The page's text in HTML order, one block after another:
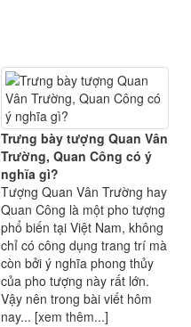
Trưng bày tượng Quan Vân
Trường, Quan Công có ý
nghĩa gì?
Tượng Quan Vân Trường hay
Quan Công là một pho tượng
phổ biến tại Việt Nam, không
chỉ có công dụng trang trí mà
còn bởi ý nghĩa phong thủy
của pho tượng này rất lớn.
Vậy nên trong bài viết hôm
nay... [xem thêm...]